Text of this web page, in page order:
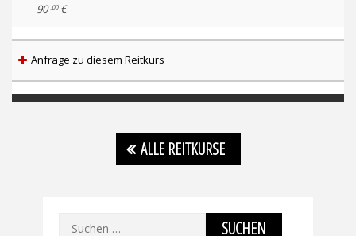
90 ,00€
Anfrage zu diesem Reitkurs
ALLE REITKURSE
Suchen